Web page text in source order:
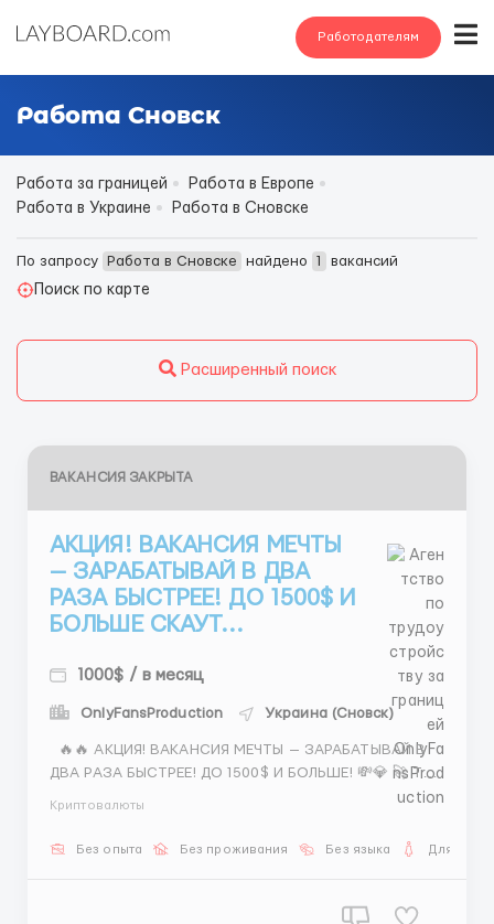
Работодателям
Работа Сновск
Работа за границей
Работа в Европе
Работа в Украине
Работа в Сновске
По запросу Работа в Сновске найдено 1
вакансий
Поиск по карте
Расширенный поиск
ВАКАНСИЯ ЗАКРЫТА
АКЦИЯ! ВАКАНСИЯ МЕЧТЫ
— ЗАРАБАТЫВАЙ В ДВА
РАЗА БЫСТРЕЕ! ДО 1500$ И
БОЛЬШЕ СКАУТ...
1000$ / в месяц
OnlyFansProduction Украина (Сновск)
ДВА РАЗА БЫСТРЕЕ! ДО 1500$ И БОЛЬШЕ! 💸💎 🚀 Ты
— энергичная, целеустремленная, хочешь большой
+ две субботы, с 11:00 до 21:00 (в субботу — до 20:00)!
Криптовалюты
Без опыта Без проживания Без языка Для